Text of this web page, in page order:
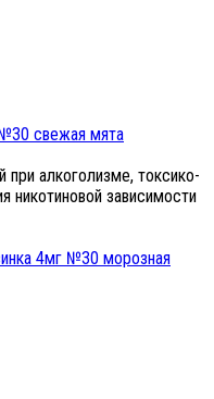
свежая мята
алкоголизме, токсико-
никотиновой зависимости